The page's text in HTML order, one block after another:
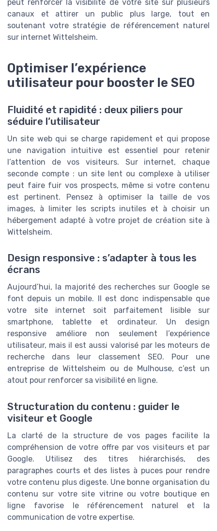
peut renforcer la visibilité de votre site sur plusieurs
canaux et attirer un public plus large, tout en
soutenant votre stratégie de référencement naturel
sur internet Wittelsheim.
Optimiser l’expérience
utilisateur pour booster le SEO
Fluidité et rapidité : deux piliers pour
séduire l’utilisateur
Un site web qui se charge rapidement et qui propose
une navigation intuitive est essentiel pour retenir
l’attention de vos visiteurs. Sur internet, chaque
seconde compte : un site lent ou complexe à utiliser
peut faire fuir vos prospects, même si votre contenu
est pertinent. Pensez à optimiser la taille de vos
images, à limiter les scripts inutiles et à choisir un
hébergement adapté à votre projet de création site à
Wittelsheim.
Design responsive : s’adapter à tous les
écrans
Aujourd’hui, la majorité des recherches sur Google se
font depuis un mobile. Il est donc indispensable que
votre site internet soit parfaitement lisible sur
smartphone, tablette et ordinateur. Un design
responsive améliore non seulement l’expérience
utilisateur, mais il est aussi valorisé par les moteurs de
recherche dans leur classement SEO. Pour une
entreprise de Wittelsheim ou de Mulhouse, c’est un
atout pour renforcer sa visibilité en ligne.
Structuration du contenu : guider le
visiteur et Google
La clarté de la structure de vos pages facilite la
compréhension de votre offre par vos visiteurs et par
Google. Utilisez des titres hiérarchisés, des
paragraphes courts et des listes à puces pour rendre
votre contenu plus digeste. Une bonne organisation du
contenu sur votre site vitrine ou votre boutique en
ligne favorise le référencement naturel et la
communication de votre expertise.